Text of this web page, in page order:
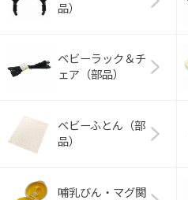
品）
ベビーラック＆チ
ェア（部品）
ベビーふとん（部
品）
哺乳びん・マグ関